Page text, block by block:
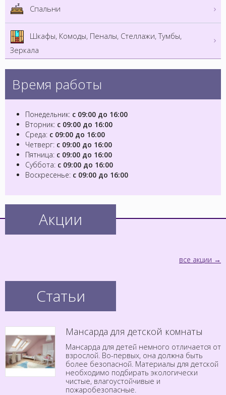
Спальни
Шкафы, Комоды, Пеналы, Стеллажи, Тумбы,
Зеркала
Время работы
Понедельник: с 09:00 до 16:00
Вторник: с 09:00 до 16:00
Среда: с 09:00 до 16:00
Четверг: с 09:00 до 16:00
Пятница: с 09:00 до 16:00
Суббота: с 09:00 до 16:00
Воскресенье: с 09:00 до 16:00
Акции
все акции
Статьи
Мансарда для детской комнаты
Мансарда для детей немного отличается от
взрослой. Во-первых, она должна быть
более безопасной. Материалы для детской
необходимо подбирать экологически
чистые, влагоустойчивые и
пожаробезопасные.